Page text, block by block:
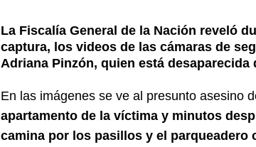
Espriella: tradición, simbolismo y el arte de un
ÚLTIMO
La Fiscalía General de la Nación reveló
captura, los videos de las cámaras de
Adriana Pinzón, quien está desaparecida
En las imágenes se ve al presunto asesino
apartamento de la víctima y minutos
camina por los pasillos y el parqueadero